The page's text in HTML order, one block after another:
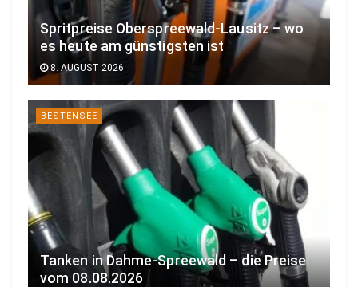
Spritpreise Oberspreewald-Lausitz – wo
es heute am günstigsten ist
8. AUGUST 2026
BESTENSEE
Tanken in Dahme-Spreewald – die Preise
vom 08.08.2026